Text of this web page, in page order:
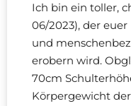
Ich bin ein toller,
06/2023), der
und
erobern wird.
70cm
Körpergewicht